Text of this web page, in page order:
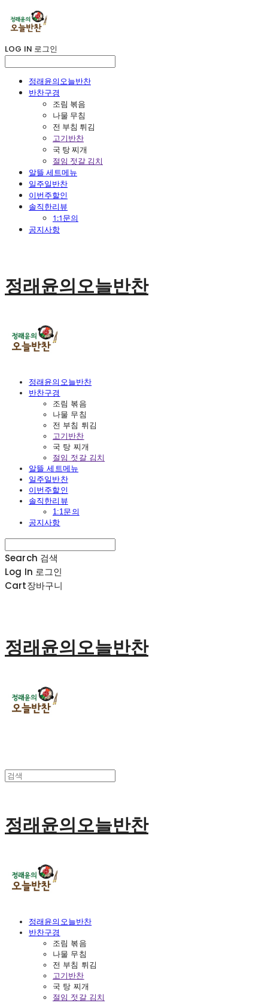
LOG IN 로그인
정래윤의오늘반찬
반찬구경
조림 볶음
나물 무침
전 부침 튀김
고기반찬
국 탕 찌개
절임 젓갈 김치
알뜰 세트메뉴
일주일반찬
이번주할인
솔직한리뷰
1:1문의
공지사항
정래윤의오늘반찬
정래윤의오늘반찬
반찬구경
조림 볶음
나물 무침
전 부침 튀김
고기반찬
국 탕 찌개
절임 젓갈 김치
알뜰 세트메뉴
일주일반찬
이번주할인
솔직한리뷰
1:1문의
공지사항
Search 검색
Log In 로그인
Cart장바구니
정래윤의오늘반찬
정래윤의오늘반찬
정래윤의오늘반찬
반찬구경
조림 볶음
나물 무침
전 부침 튀김
고기반찬
국 탕 찌개
절임 젓갈 김치